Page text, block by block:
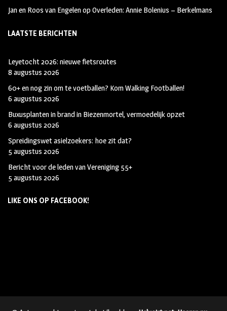
Jan en Roos van EngelenopOverleden: Annie Bolenius – Berkelmans
LAATSTE BERICHTEN
Leyetocht 2026: nieuwe fietsroutes
8 augustus 2026
60+ en nog zin om te voetballen? Kom Walking Footballen!
6 augustus 2026
Buxusplanten in brand in Biezenmortel, vermoedelijk opzet
6 augustus 2026
Spreidingswet asielzoekers: hoe zit dat?
5 augustus 2026
Bericht voor de leden van Vereniging 55+
5 augustus 2026
LIKE ONS OP FACEBOOK!